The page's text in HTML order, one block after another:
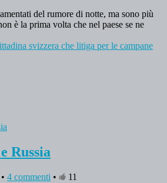
del rumore di notte, ma sono più
è la prima volta che nel paese se ne
svizzera che litiga per le campane
Russia
4 commenti •
11